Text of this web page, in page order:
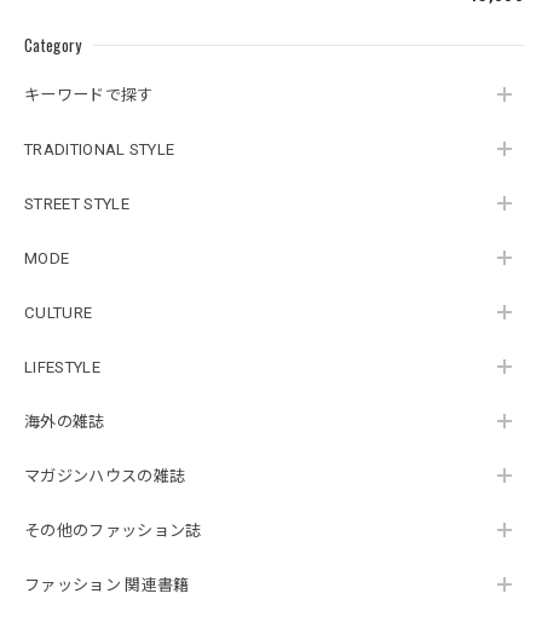
Category
キーワードで探す
TRADITIONAL STYLE
STREET STYLE
MODE
CULTURE
LIFESTYLE
海外の雑誌
マガジンハウスの雑誌
その他のファッション誌
ファッション 関連書籍